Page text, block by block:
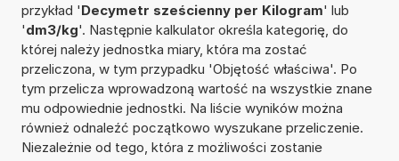
przykład 'Decymetr sześcienny per Kilogram' lub
'dm3/kg'. Następnie kalkulator określa kategorię, do
której należy jednostka miary, która ma zostać
przeliczona, w tym przypadku 'Objętość właściwa'. Po
tym przelicza wprowadzoną wartość na wszystkie znane
mu odpowiednie jednostki. Na liście wyników można
również odnaleźć początkowo wyszukane przeliczenie.
Niezależnie od tego, która z możliwości zostanie